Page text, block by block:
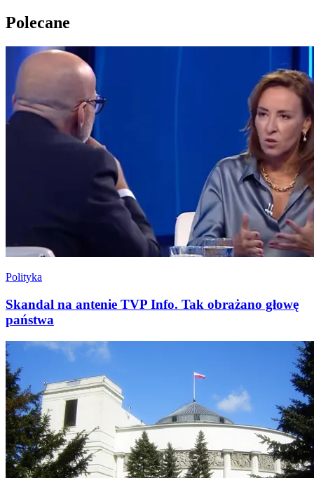
Polecane
Polityka
Skandal na antenie TVP Info. Tak obrażano głowę
państwa